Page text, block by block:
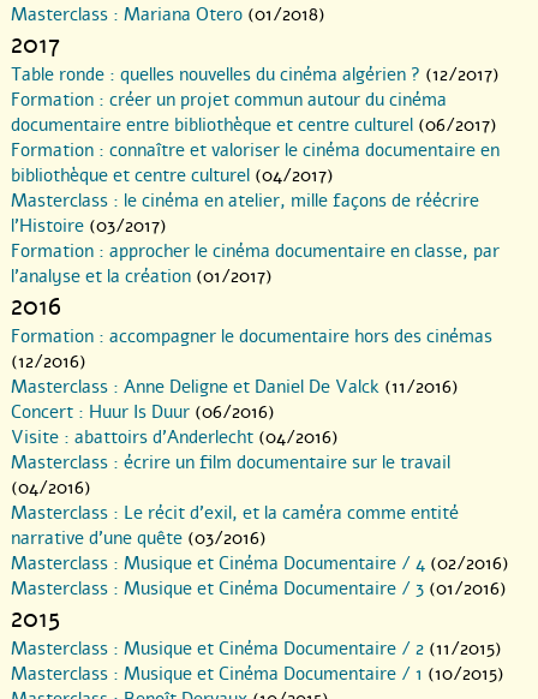
Masterclass : Mariana Otero (01/2018)
2017
Table ronde : quelles nouvelles du cinéma algérien ? (12/2017)
Formation : créer un projet commun autour du cinéma
documentaire entre bibliothèque et centre culturel (06/2017)
Formation : connaître et valoriser le cinéma documentaire en
bibliothèque et centre culturel (04/2017)
Masterclass : le cinéma en atelier, mille façons de réécrire
l’Histoire (03/2017)
Formation : approcher le cinéma documentaire en classe, par
l’analyse et la création (01/2017)
2016
Formation : accompagner le documentaire hors des cinémas
(12/2016)
Masterclass : Anne Deligne et Daniel De Valck (11/2016)
Concert : Huur Is Duur (06/2016)
Visite : abattoirs d’Anderlecht (04/2016)
Masterclass : écrire un film documentaire sur le travail
(04/2016)
Masterclass : Le récit d’exil, et la caméra comme entité
narrative d’une quête (03/2016)
Masterclass : Musique et Cinéma Documentaire / 4 (02/2016)
Masterclass : Musique et Cinéma Documentaire / 3 (01/2016)
2015
Masterclass : Musique et Cinéma Documentaire / 2 (11/2015)
Masterclass : Musique et Cinéma Documentaire / 1 (10/2015)